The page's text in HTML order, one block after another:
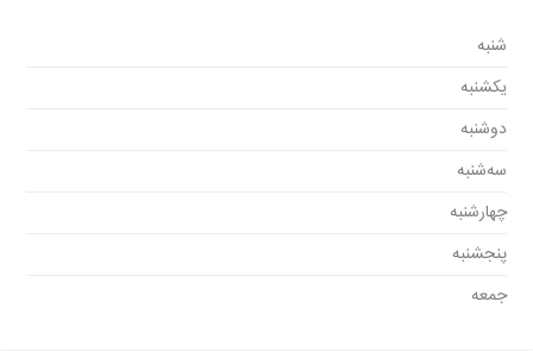
شنبه
یکشنبه
دوشنبه
سه‌شنبه
چهارشنبه
پنجشنبه
جمعه